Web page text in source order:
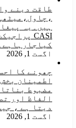
طاقت دینے
ہیں۔یہ
کیاجارہاہے۔
اگست 1, 2026
چھونے کا
اطمینان
مضبوط
الفاظ اور
دیتا ہے ،
اگست 1, 2026